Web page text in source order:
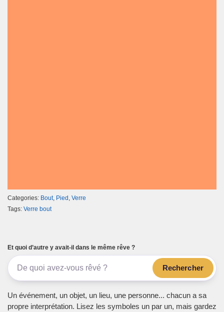
Categories: Bout, Pied , Verre
Tags: Verre bout
Et quoi d’autre y avait-il dans le même rêve ?
Rechercher
Un événement, un objet, un lieu, une personne... chacun a sa
propre interprétation. Lisez les symboles un par un, mais gardez